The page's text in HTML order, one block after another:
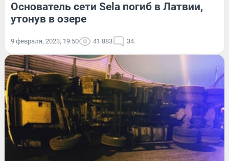
Основатель сети Sela погиб в Латвии,
утонув в озере
9 февраля, 2023, 19:50 41 883 34